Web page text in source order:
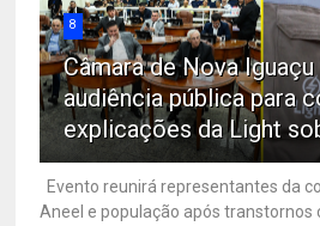
8
Câmara de Nova
audiência pública para
explicações da Light
Evento reunirá representantes da
Aneel e população após transtornos